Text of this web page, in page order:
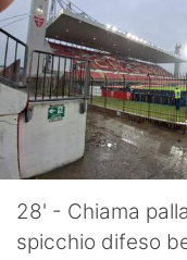
28' - Chiama
spicchio difeso